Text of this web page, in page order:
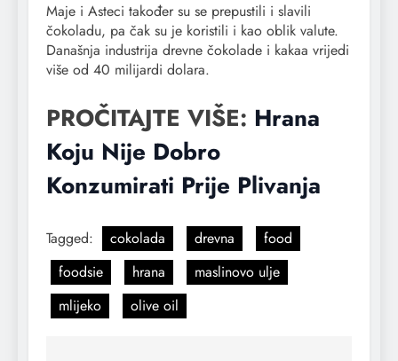
Maje i Asteci također su se prepustili i slavili
čokoladu, pa čak su je koristili i kao oblik valute.
Današnja industrija drevne čokolade i kakaa vrijedi
više od 40 milijardi dolara.
PROČITAJTE VIŠE: Hrana
Koju Nije Dobro
Konzumirati Prije Plivanja
Tagged: cokolada drevna
food
foodsie
hrana
maslinovo ulje
mlijeko
olive oil